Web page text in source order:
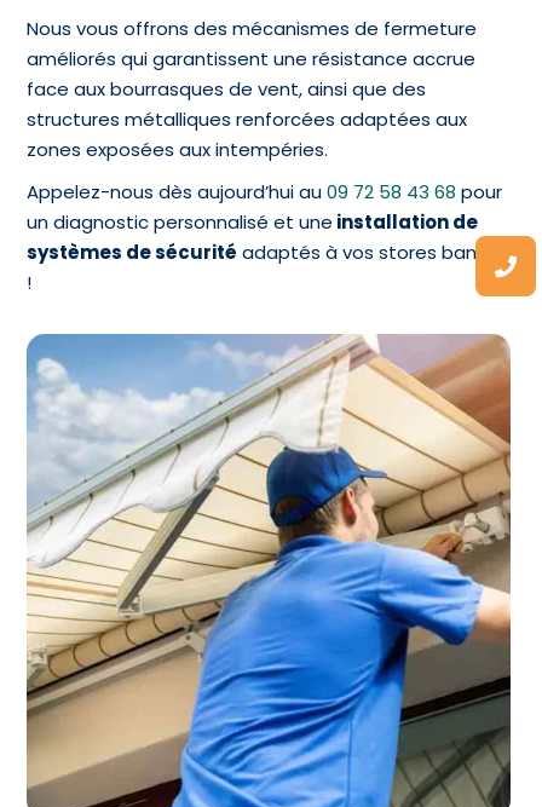
Nous vous offrons des mécanismes de fermeture
améliorés qui garantissent une résistance accrue
face aux bourrasques de vent, ainsi que des
structures métalliques renforcées adaptées aux
zones exposées aux intempéries.
Appelez-nous dès aujourd’hui au09 72 58 43 68 pour
un diagnostic personnalisé et une installation de
systèmes de sécurité adaptés à vos stores bannes
!